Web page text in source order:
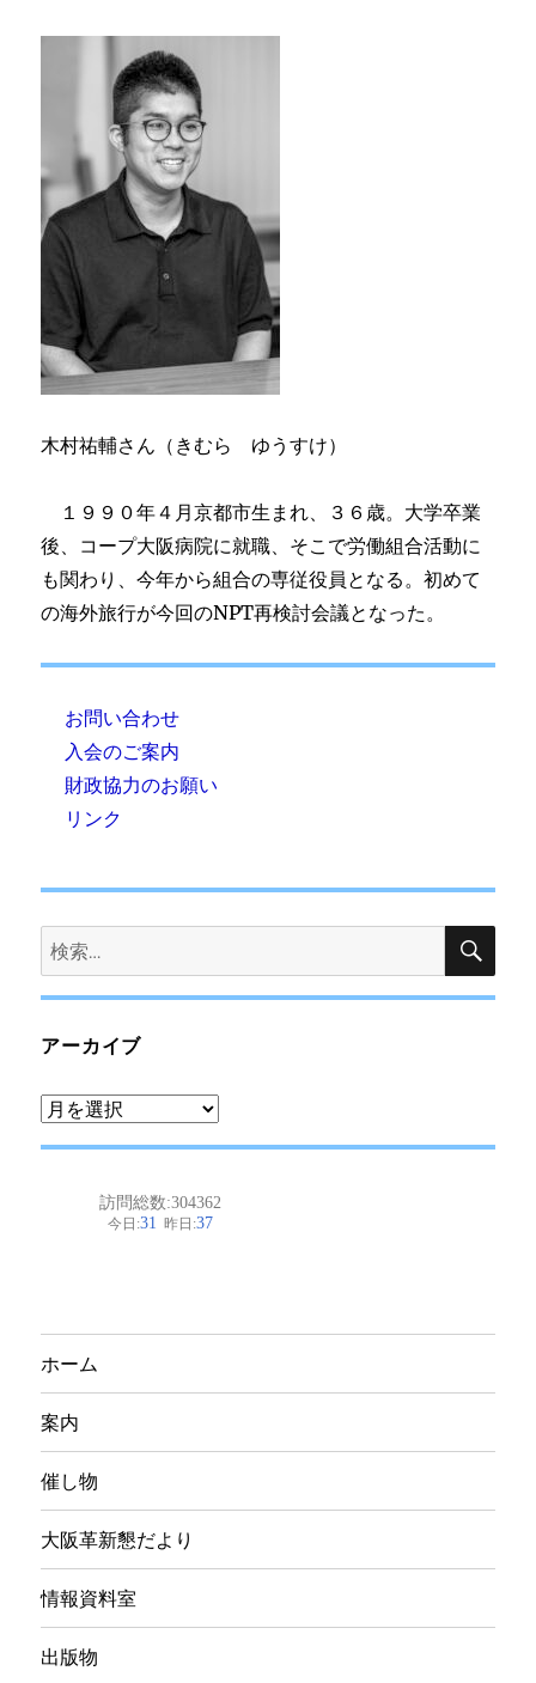
木村祐輔さん（きむら ゆうすけ）
１９９０年４月京都市生まれ、３６歳。大学卒業
後、コープ大阪病院に就職、そこで労働組合活動に
も関わり、今年から組合の専従役員となる。初めて
の海外旅行が今回のNPT再検討会議となった。
お問い合わせ
入会のご案内
財政協力のお願い
リンク
検
索:
検
アーカイブ
ア
ー
ホーム
案内
催し物
大阪革新懇だより
情報資料室
出版物